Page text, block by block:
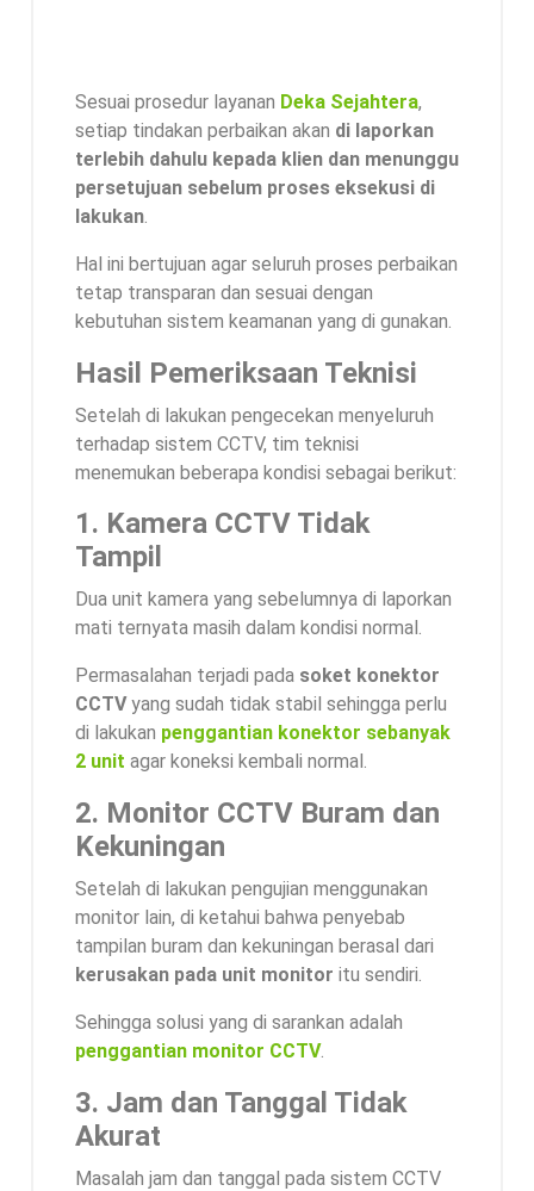
Sesuai prosedur layanan Deka Sejahtera,
setiap tindakan perbaikan akan di laporkan
terlebih dahulu kepada klien dan menunggu
persetujuan sebelum proses eksekusi di
lakukan.
Hal ini bertujuan agar seluruh proses perbaikan
tetap transparan dan sesuai dengan
kebutuhan sistem keamanan yang di gunakan.
Hasil Pemeriksaan Teknisi
Setelah di lakukan pengecekan menyeluruh
terhadap sistem CCTV, tim teknisi
menemukan beberapa kondisi sebagai berikut:
1. Kamera CCTV Tidak
Tampil
Dua unit kamera yang sebelumnya di laporkan
mati ternyata masih dalam kondisi normal.
Permasalahan terjadi pada soket konektor
CCTVyang sudah tidak stabil sehingga perlu
di lakukan penggantian konektor sebanyak
2 unit agar koneksi kembali normal.
2. Monitor CCTV Buram dan
Kekuningan
Setelah di lakukan pengujian menggunakan
monitor lain, di ketahui bahwa penyebab
tampilan buram dan kekuningan berasal dari
kerusakan pada unit monitor itu sendiri.
Sehingga solusi yang di sarankan adalah
penggantian monitor CCTV.
3. Jam dan Tanggal Tidak
Akurat
Masalah jam dan tanggal pada sistem CCTV